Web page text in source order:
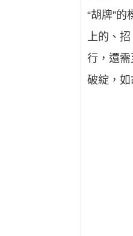
“胡牌”
上的、
行，還
破綻，如